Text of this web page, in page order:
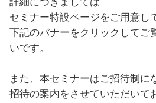
セミナー特設ページをご用意し
下記のバナーをクリックしてご
いです。
また、本セミナーはご招待制に
招待の案内をさせていただいて